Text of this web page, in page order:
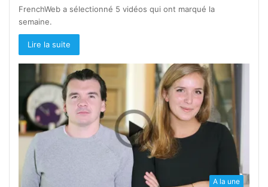
FrenchWeb a sélectionné 5 vidéos qui ont marqué la
semaine.
Lire la suite
A la une